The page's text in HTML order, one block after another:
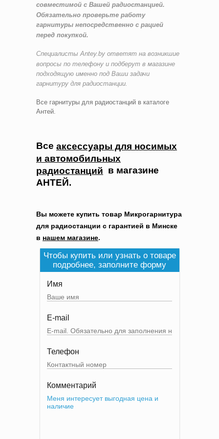
совместимой с Вашей радиостанцией.
Обязательно проверьте работу
гарнитуры непосредственно с рацией
перед покупкой.
Специалисты Antey.by ответят на возникшие
вопросы по телефону и подберут в магазине
подходящую именно под Ваши задачи
гарнитуру для радиостанции.
Все гарнитуры для радиостанций в каталоге
Антей.
Все аксессуары для носимых
и автомобильных
радиостанций в магазине
АНТЕЙ.
Вы можете купить товар Микрогарнитура
для радиостанции с гарантией в Минске
в нашем магазине.
Чтобы купить или узнать о товаре
подробнее, заполните форму
Имя
E-mail
Телефон
Комментарий